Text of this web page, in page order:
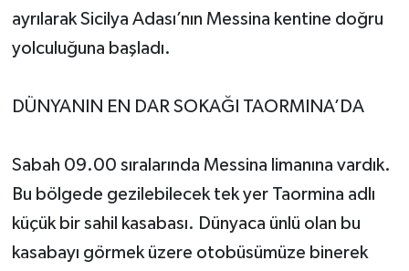
ayrılarak Sicilya Adası’nın Messina kentine doğru
yolculuğuna başladı.
DÜNYANIN EN DAR SOKAĞI TAORMINA’DA
Sabah 09.00 sıralarında Messina limanına vardık.
Bu bölgede gezilebilecek tek yer Taormina adlı
küçük bir sahil kasabası. Dünyaca ünlü olan bu
kasabayı görmek üzere otobüsümüze binerek